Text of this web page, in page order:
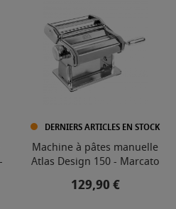
DERNIERS ARTICLES EN STOCK
Machine à pâtes manuelle
Atlas Design 150 - Marcato
Prix
129,90 €